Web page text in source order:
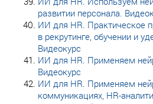
развитии персонала.
ИИ для HR. Практическое
в рекрутинге, обучении и
Видеокурс
ИИ для HR. Применяем
Видеокурс
ИИ для HR. Применяем
коммуникациях, HR-